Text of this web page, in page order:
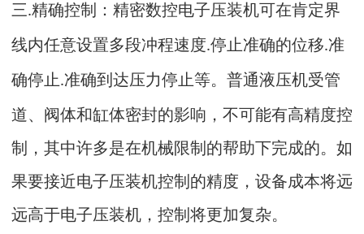
三.精确控制：精密数控电子压装机可在肯定界
线内任意设置多段冲程速度.停止准确的位移.准
确停止.准确到达压力停止等。普通液压机受管
道、阀体和缸体密封的影响，不可能有高精度控
制，其中许多是在机械限制的帮助下完成的。如
果要接近电子压装机控制的精度，设备成本将远
远高于电子压装机，控制将更加复杂。